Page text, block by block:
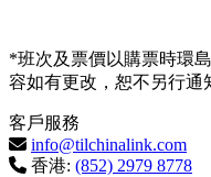
*班次及票價以購票時環
容如有更改，恕不另行通
客戶服務
info@tilchinalink.com
香港: (852) 2979 8778